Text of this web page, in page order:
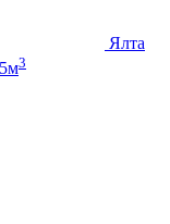
Ялта
3